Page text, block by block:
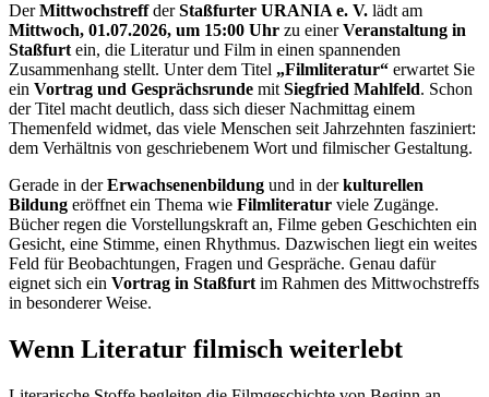
DerMittwochstreffderStaßfurter URANIA e. V. lädt am
Mittwoch, 01.07.2026, um 15:00 Uhr zu einerVeranstaltung in
Staßfurt ein, die Literatur und Film in einen spannenden
Zusammenhang stellt. Unter dem Titel „Filmliteratur“ erwartet Sie
ein Vortrag und Gesprächsrunde mit Siegfried Mahlfeld. Schon
der Titel macht deutlich, dass sich dieser Nachmittag einem
Themenfeld widmet, das viele Menschen seit Jahrzehnten fasziniert:
dem Verhältnis von geschriebenem Wort und filmischer Gestaltung.
Gerade in derErwachsenenbildung und in derkulturellen
Bildung eröffnet ein Thema wie Filmliteratur viele Zugänge.
Bücher regen die Vorstellungskraft an, Filme geben Geschichten ein
Gesicht, eine Stimme, einen Rhythmus. Dazwischen liegt ein weites
Feld für Beobachtungen, Fragen und Gespräche. Genau dafür
eignet sich ein Vortrag in Staßfurt im Rahmen des Mittwochstreffs
in besonderer Weise.
Wenn Literatur filmisch weiterlebt